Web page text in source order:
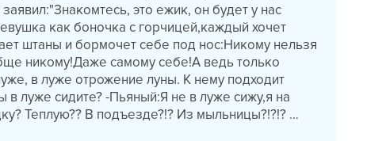
это ежик, он будет у нас
как боночка с горчицей,каждый хочет
штаны и бормочет себе под нос:Никому нельзя
никому!Даже самому себе!А ведь только
в луже отрожение луны. К нему подходит
луже сидите? -Пьяный:Я не в луже сижу,я на
Теплую?? В подъезде?!? Из мыльницы?!?!? …